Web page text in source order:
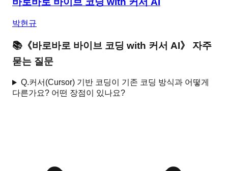
박현규
📚 《바로바로 바이브 코딩 with 커서 AI》 자주
묻는 질문
Q.커서(Cursor) 기반 코딩이 기존 코딩 방식과 어떻게
다른가요? 어떤 장점이 있나요?